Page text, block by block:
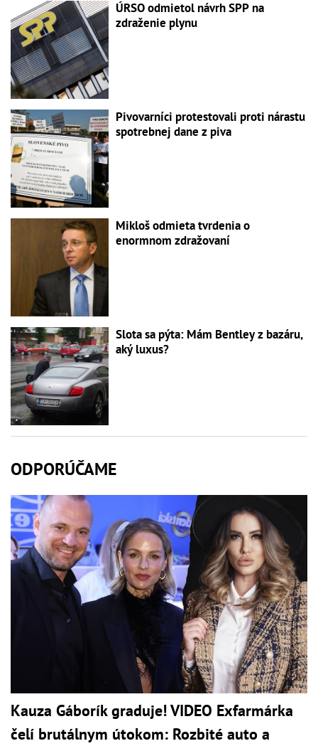
ÚRSO odmietol návrh SPP na
zdraženie plynu
Pivovarníci protestovali proti nárastu
spotrebnej dane z piva
Mikloš odmieta tvrdenia o
enormnom zdražovaní
Slota sa pýta: Mám Bentley z bazáru,
aký luxus?
ODPORÚČAME
Kauza Gáborík graduje! VIDEO Exfarmárka
čelí brutálnym útokom: Rozbité auto a